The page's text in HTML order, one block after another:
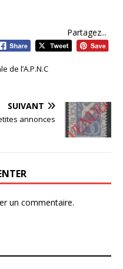
Partagez...
de l’A.P.N.C
SUIVANT
annonces
un commentaire.